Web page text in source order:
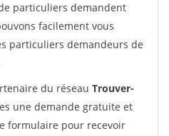
particuliers demandent
facilement vous
particuliers demandeurs de
du réseau Trouver-
une demande gratuite et
formulaire pour recevoir